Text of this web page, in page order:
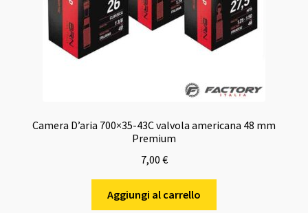
Camera D’aria 700×35-43C valvola americana 48 mm
Premium
7,00 €
Aggiungi al carrello